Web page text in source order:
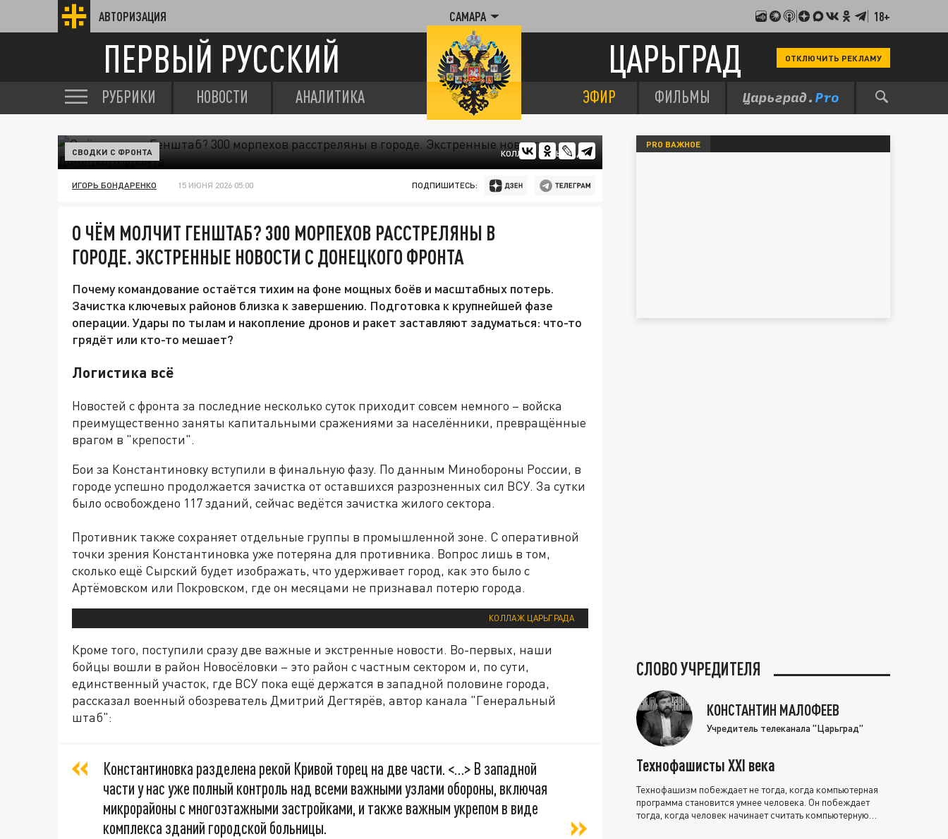
АВТОРИЗАЦИЯ САМАРА 18+
ПЕРВЫЙ РУССКИЙ ЦАРЬГРАД ОТКЛЮЧИТЬ РЕКЛАМУ
РУБРИКИ НОВОСТИ АНАЛИТИКА ЭФИР ФИЛЬМЫ
КОЛЛАЖ ЦАРЬГРАДА
СВОДКИ С ФРОНТА
ИГОРЬ БОНДАРЕНКО 15 ИЮНЯ 2026 05:00 ПОДПИШИТЕСЬ:
О ЧЁМ МОЛЧИТ ГЕНШТАБ? 300 МОРПЕХОВ РАССТРЕЛЯНЫ В
ГОРОДЕ. ЭКСТРЕННЫЕ НОВОСТИ С ДОНЕЦКОГО ФРОНТА
Почему командование остаётся тихим на фоне мощных боёв и масштабных потерь.
Зачистка ключевых районов близка к завершению. Подготовка к крупнейшей фазе
операции. Удары по тылам и накопление дронов и ракет заставляют задуматься: что-то
грядёт или кто-то мешает?
Логистика всё
Новостей с фронта за последние несколько суток приходит совсем немного – войска
преимущественно заняты капитальными сражениями за населённики, превращённые
врагом в "крепости".
Бои за Константиновку вступили в финальную фазу. По данным Минобороны России, в
городе успешно продолжается зачистка от оставшихся разрозненных сил ВСУ. За сутки
было освобождено 117 зданий, сейчас ведётся зачистка жилого сектора.
Противник также сохраняет отдельные группы в промышленной зоне. С оперативной
точки зрения Константиновка уже потеряна для противника. Вопрос лишь в том,
сколько ещё Сырский будет изображать, что удерживает город, как это было с
Артёмовском или Покровском, где он месяцами не признавал потерю города.
КОЛЛАЖ ЦАРЬГРАДА
Кроме того, поступили сразу две важные и экстренные новости. Во-первых, наши
бойцы вошли в район Новосёловки – это район с частным сектором и, по сути,
единственный участок, где ВСУ пока ещё держатся в западной половине города,
рассказал военный обозреватель Дмитрий Дегтярёв, автор канала "Генеральный
штаб":
Константиновка разделена рекой Кривой торец на две части. <…> В западной
части у нас уже полный контроль над всеми важными узлами обороны, включая
микрорайоны с многоэтажными застройками, и также важным укрепом в виде
комплекса зданий городской больницы.
PRO ВАЖНОЕ
СЛОВО УЧРЕДИТЕЛЯ
КОНСТАНТИН МАЛОФЕЕВ
Учредитель телеканала "Царьград"
Технофашисты XXI века
Технофашизм побеждает не тогда, когда компьютерная
программа становится умнее человека. Он побеждает
тогда, когда человек начинает считать компьютерную